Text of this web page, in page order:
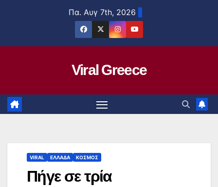
Πα. Αυγ 7th, 2026
Viral Greece
VIRAL ΕΛΛΑΔΑ ΚΟΣΜΟΣ
Πήγε σε τρία